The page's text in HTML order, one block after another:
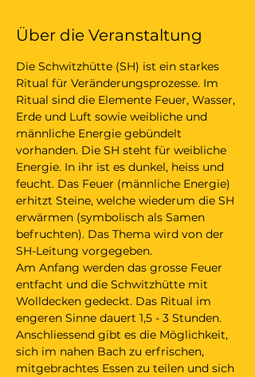
Über die Veranstaltung
Die Schwitzhütte (SH) ist ein starkes
Ritual für Veränderungsprozesse. Im
Ritual sind die Elemente Feuer, Wasser,
Erde und Luft sowie weibliche und
männliche Energie gebündelt
vorhanden. Die SH steht für weibliche
Energie. In ihr ist es dunkel, heiss und
feucht. Das Feuer (männliche Energie)
erhitzt Steine, welche wiederum die SH
erwärmen (symbolisch als Samen
befruchten). Das Thema wird von der
SH-Leitung vorgegeben.
Am Anfang werden das grosse Feuer
entfacht und die Schwitzhütte mit
Wolldecken gedeckt. Das Ritual im
engeren Sinne dauert 1,5 - 3 Stunden.
Anschliessend gibt es die Möglichkeit,
sich im nahen Bach zu erfrischen,
mitgebrachtes Essen zu teilen und sich